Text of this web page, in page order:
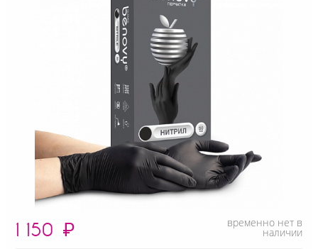
1 150 ₽ временно нет в
наличии